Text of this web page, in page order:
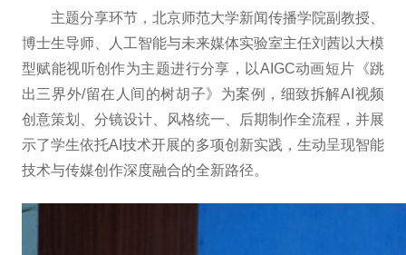
主题分享环节，北京师范大学新闻传播学院副教授、
博士生导师、人工智能与未来媒体实验室主任刘茜以大模
型赋能视听创作为主题进行分享，以AIGC动画短片《跳
出三界外/留在人间的树胡子》为案例，细致拆解AI视频
创意策划、分镜设计、风格统一、后期制作全流程，并展
示了学生依托AI技术开展的多项创新实践，生动呈现智能
技术与传媒创作深度融合的全新路径。